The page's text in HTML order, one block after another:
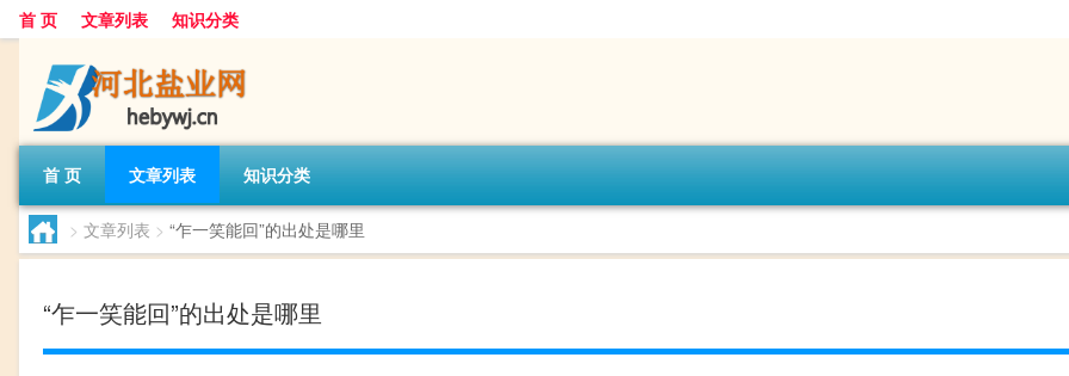
首 页 文章列表 知识分类
首 页 文章列表 知识分类
> 文章列表 > “乍一笑能回”的出处是哪里
“乍一笑能回”的出处是哪里